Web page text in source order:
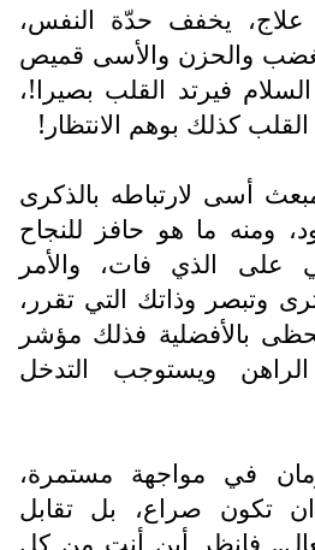
يخفف حدّة النفس،
والحزن والأسى قميص
فيرتد القلب بصيرا!،
كذلك بوهم الانتظار!
أسى لارتباطه بالذكرى
ومنه ما هو حافز للنجاح
على الذي فات، والأمر
وتبصر وذاتك التي تقرر،
بالأفضلية فذلك مؤشر
ويستوجب التدخل
في مواجهة مستمرة،
تكون صراع، بل تقابل
فانظر أين أنت من كل